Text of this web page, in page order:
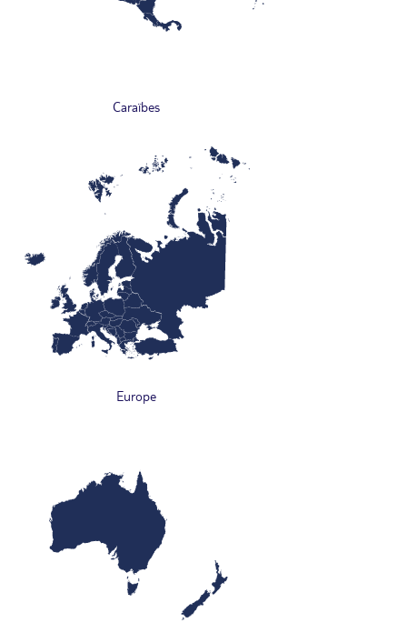
Caraïbes
Europe